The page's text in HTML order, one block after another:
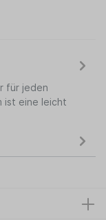
für jeden
ist eine leicht